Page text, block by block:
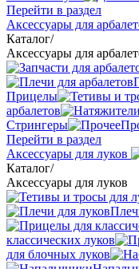
Перейти в раздел
Аксессуары для
Каталог/
Аксессуары для
Прицелы
арбалетов
Стрингеры
Перейти в раздел
Аксессуары для луков
Каталог/
Аксессуары для луков
классических луков
для блочных луков